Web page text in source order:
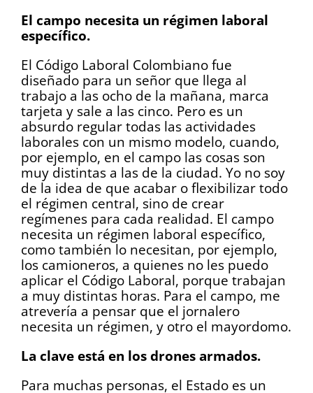
El campo necesita un régimen laboral
específico.
El Código Laboral Colombiano fue
diseñado para un señor que llega al
trabajo a las ocho de la mañana, marca
tarjeta y sale a las cinco. Pero es un
absurdo regular todas las actividades
laborales con un mismo modelo, cuando,
por ejemplo, en el campo las cosas son
muy distintas a las de la ciudad. Yo no soy
de la idea de que acabar o flexibilizar todo
el régimen central, sino de crear
regímenes para cada realidad. El campo
necesita un régimen laboral específico,
como también lo necesitan, por ejemplo,
los camioneros, a quienes no les puedo
aplicar el Código Laboral, porque trabajan
a muy distintas horas. Para el campo, me
atrevería a pensar que el jornalero
necesita un régimen, y otro el mayordomo.
La clave está en los drones armados.
Para muchas personas, el Estado es un